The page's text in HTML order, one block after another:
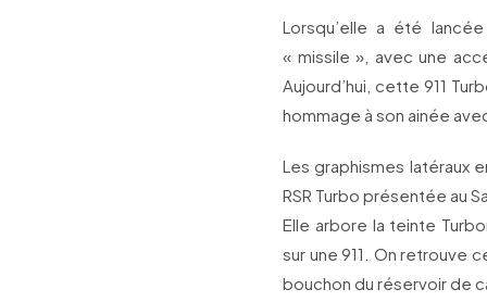
Lorsqu’elle a été
« missile », avec une
Aujourd’hui, cette 911
hommage à son ainée
Les graphismes latéraux
RSR Turbo présentée au
Elle arbore la teinte
sur une 911. On retrouve
bouchon du réservoir de